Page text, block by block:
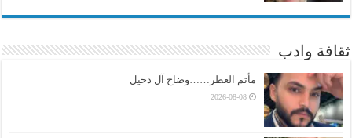
ثقافة وادب
مأتم العطر……وضاح آل دخيل
2026-08-08